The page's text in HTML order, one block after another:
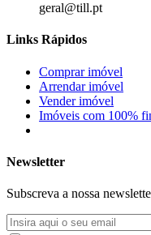
geral@till.pt
Links Rápidos
Comprar imóvel
Arrendar imóvel
Vender imóvel
Imóveis com 100%
Newsletter
Subscreva a nossa